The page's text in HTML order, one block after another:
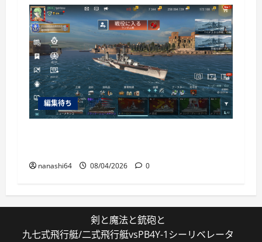
編集待ち
nanashi64 08/04/2026 0
剣と魔法と銃砲と
九七式飛行艇/二式飛行艇vsPB4Y-1シーリベレータ